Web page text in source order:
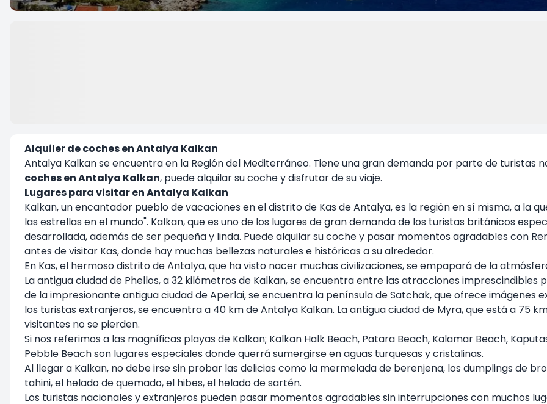
Alquiler de coches en Antalya Kalkan
Antalya Kalkan se encuentra en la Región del Mediterráneo. Tiene una gran demanda por parte de turistas
coches en Antalya Kalkan, puede alquilar su coche y disfrutar de su viaje.
Lugares para visitar en Antalya Kalkan
Kalkan, un encantador pueblo de vacaciones en el distrito de Kas de Antalya, es la región en sí misma, a la
las estrellas en el mundo". Kalkan, que es uno de los lugares de gran demanda de los turistas británicos
desarrollada, además de ser pequeña y linda. Puede alquilar su coche y pasar momentos agradables con
antes de visitar Kas, donde hay muchas bellezas naturales e históricas a su alrededor.
En Kas, el hermoso distrito de Antalya, que ha visto nacer muchas civilizaciones, se empapará de la
La antigua ciudad de Phellos, a 32 kilómetros de Kalkan, se encuentra entre las atracciones imprescindibles
de la impresionante antigua ciudad de Aperlai, se encuentra la península de Satchak, que ofrece imágenes
los turistas extranjeros, se encuentra a 40 km de Antalya Kalkan. La antigua ciudad de Myra, que está a 75
visitantes no se pierden.
Si nos referimos a las magníficas playas de Kalkan; Kalkan Halk Beach, Patara Beach, Kalamar Beach,
Pebble Beach son lugares especiales donde querrá sumergirse en aguas turquesas y cristalinas.
Al llegar a Kalkan, no debe irse sin probar las delicias como la mermelada de berenjena, los dumplings de
tahini, el helado de quemado, el hibes, el helado de sartén.
Los turistas nacionales y extranjeros pueden pasar momentos agradables sin interrupciones con muchos